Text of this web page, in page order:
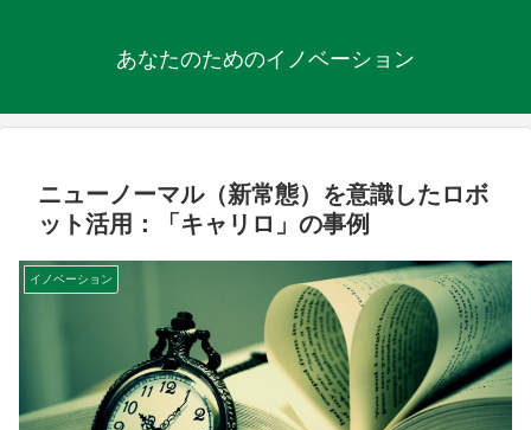
あなたのためのイノベーション
ニューノーマル（新常態）を意識したロボ
ット活用：「キャリロ」の事例
イノベーション